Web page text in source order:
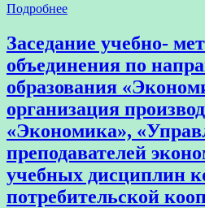
Подробнее
Заседание учебно-
объединения по
образования
организация
«Экономика»,
преподавателей
учебных дисциплин
потребительской